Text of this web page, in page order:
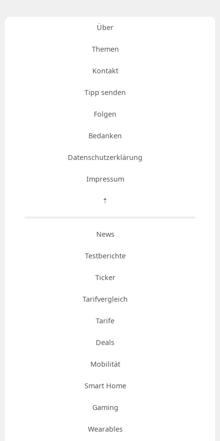
Über
Themen
Kontakt
Tipp senden
Folgen
Bedanken
Datenschutzerklärung
Impressum
⇡
News
Testberichte
Ticker
Tarifvergleich
Tarife
Deals
Mobilität
Smart Home
Gaming
Wearables